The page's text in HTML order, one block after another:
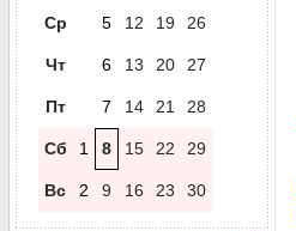
Ср 5 12 19 26
Чт 6 13 20 27
Пт 7 14 21 28
Сб 1 8 15 22 29
Вс 2 9 16 23 30